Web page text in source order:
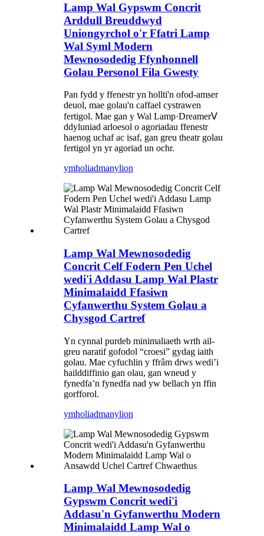
Lamp Wal Gypswm Concrit
Arddull Breuddwyd
Uniongyrchol o'r Ffatri Lamp
Wal Syml Modern
Mewnosodedig Ffynhonnell
Golau Personol Fila Gwesty
Pan fydd y ffenestr yn hollti'n ofod-amser
deuol, mae golau'n caffael cystrawen
fertigol. Mae gan y Wal Lamp·DreamerⅤ
ddyluniad arloesol o agoriadau ffenestr
haenog uchaf ac isaf, gan greu theatr golau
fertigol yn yr agoriad un ochr.
ymholiadmanylion
Lamp Wal Mewnosodedig
Concrit Celf Fodern Pen Uchel
wedi'i Addasu Lamp Wal Plastr
Minimalaidd Ffasiwn
Cyfanwerthu System Golau a
Chysgod Cartref
Yn cynnal purdeb minimaliaeth wrth ail-
greu naratif gofodol “croesi” gydag iaith
golau. Mae cyfuchlin y ffrâm drws wedi’i
hailddiffinio gan olau, gan wneud y
fynedfa’n fynedfa nad yw bellach yn ffin
gorfforol.
ymholiadmanylion
Lamp Wal Mewnosodedig
Gypswm Concrit wedi'i
Addasu'n Gyfanwerthu Modern
Minimalaidd Lamp Wal o